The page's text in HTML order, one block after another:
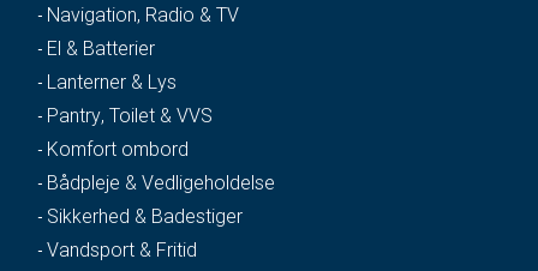
Navigation, Radio & TV
El & Batterier
Lanterner & Lys
Pantry, Toilet & VVS
Komfort ombord
Bådpleje & Vedligeholdelse
Sikkerhed & Badestiger
Vandsport & Fritid